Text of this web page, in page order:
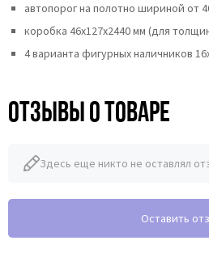
автопорог на полотно шириной от
коробка 46x127x2440 мм (для
4 варианта фигурных наличников
Отзывы о товаре
Здесь еще никто не оставлял
Оставить